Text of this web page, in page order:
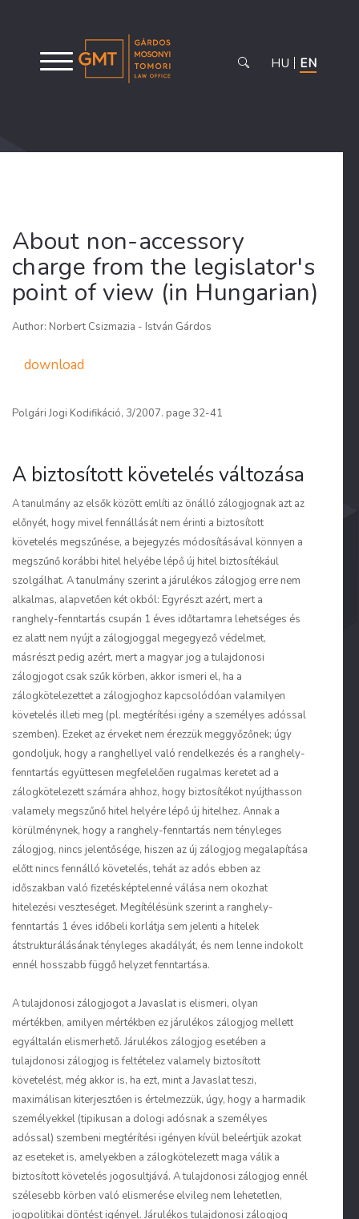
HU EN
About non-accessory
charge from the legislator's
point of view (in Hungarian)
Author: Norbert Csizmazia - István Gárdos
download
Polgári Jogi Kodifikáció, 3/2007. page 32-41
A biztosított követelés változása
A tanulmány az elsők között említi az önálló zálogjognak azt az
előnyét, hogy mivel fennállását nem érinti a biztosított
követelés megszűnése, a bejegyzés módosításával könnyen a
megszűnő korábbi hitel helyébe lépő új hitel biztosítékául
szolgálhat. A tanulmány szerint a járulékos zálogjog erre nem
alkalmas, alapvetően két okból: Egyrészt azért, mert a
ranghely-fenntartás csupán 1 éves időtartamra lehetséges és
ez alatt nem nyújt a zálogjoggal megegyező védelmet,
másrészt pedig azért, mert a magyar jog a tulajdonosi
zálogjogot csak szűk körben, akkor ismeri el, ha a
zálogkötelezettet a zálogjoghoz kapcsolódóan valamilyen
követelés illeti meg (pl. megtérítési igény a személyes adóssal
szemben). Ezeket az érveket nem érezzük meggyőzőnek; úgy
gondoljuk, hogy a ranghellyel való rendelkezés és a ranghely-
fenntartás együttesen megfelelően rugalmas keretet ad a
zálogkötelezett számára ahhoz, hogy biztosítékot nyújthasson
valamely megszűnő hitel helyére lépő új hitelhez. Annak a
körülménynek, hogy a ranghely-fenntartás nem tényleges
zálogjog, nincs jelentősége, hiszen az új zálogjog megalapítása
előtt nincs fennálló követelés, tehát az adós ebben az
időszakban való fizetésképtelenné válása nem okozhat
hitelezési veszteséget. Megítélésünk szerint a ranghely-
fenntartás 1 éves időbeli korlátja sem jelenti a hitelek
átstrukturálásának tényleges akadályát, és nem lenne indokolt
ennél hosszabb függő helyzet fenntartása.
Atulajdonosi zálogjogot a Javaslat is elismeri, olyan
mértékben, amilyen mértékben ez járulékos zálogjog mellett
egyáltalán elismerhető. Járulékos zálogjog esetében a
tulajdonosi zálogjog is feltételez valamely biztosított
követelést, még akkor is, ha ezt, mint a Javaslat teszi,
maximálisan kiterjesztően is értelmezzük, úgy, hogy a harmadik
személyekkel (tipikusan a dologi adósnak a személyes
adóssal) szembeni megtérítési igényen kívül beleértjük azokat
az eseteket is, amelyekben a zálogkötelezett maga válik a
biztosított követelés jogosultjává. A tulajdonosi zálogjog ennél
szélesebb körben való elismerése elvileg nem lehetetlen,
jogpolitikai döntést igényel. Járulékos tulajdonosi zálogjog